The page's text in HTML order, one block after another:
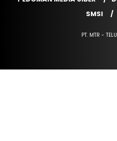
SMSI
PT. MTR -